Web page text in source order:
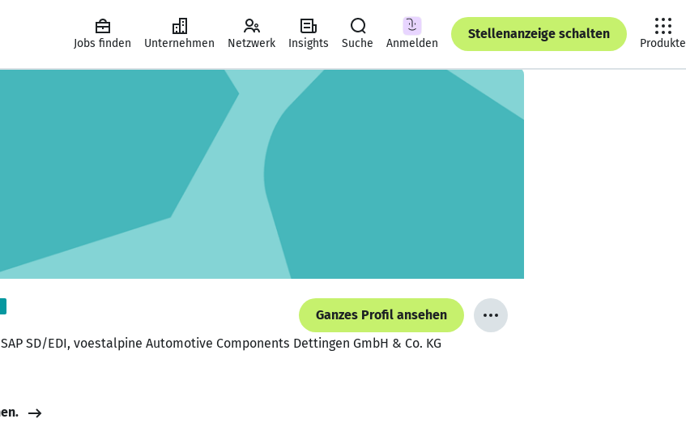
Jobs finden Unternehmen Netzwerk Insights Suche Anmelden
Stellenanzeige schalten
Produkte
Ganzes Profil ansehen
SD/EDI, voestalpine Automotive Components Dettingen GmbH & Co. KG